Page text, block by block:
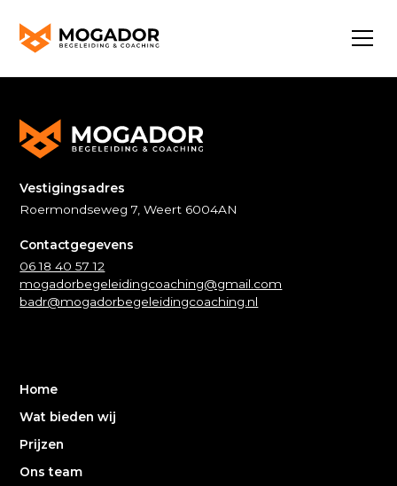
Vestigingsadres
Roermondseweg 7, Weert 6004AN
Contactgegevens
06 18 40 57 12
mogadorbegeleidingcoaching@gmail.com
badr@mogadorbegeleidingcoaching.nl
Home
Wat bieden wij
Prijzen
Ons team